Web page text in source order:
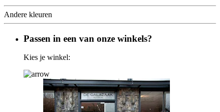
Andere kleuren
Passen in een van onze winkels?
Kies je winkel: